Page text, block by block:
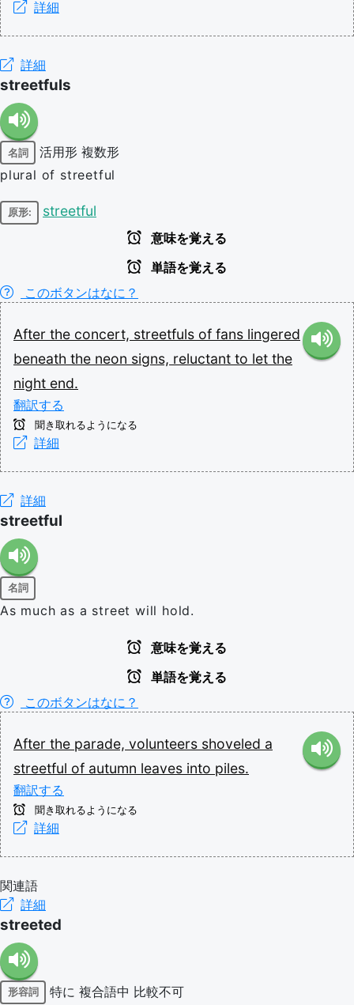
詳細
詳細
streetfuls
名詞 活用形 複数形
plural of streetful
原形: streetful
意味を覚える
単語を覚える
このボタンはなに？
After the concert, streetfuls of fans lingered
beneath the neon signs, reluctant to let the
night end.
翻訳する
聞き取れるようになる
詳細
詳細
streetful
名詞
As much as a street will hold.
意味を覚える
単語を覚える
このボタンはなに？
After the parade, volunteers shoveled a
streetful of autumn leaves into piles.
翻訳する
聞き取れるようになる
詳細
関連語
詳細
streeted
形容詞 特に 複合語中 比較不可